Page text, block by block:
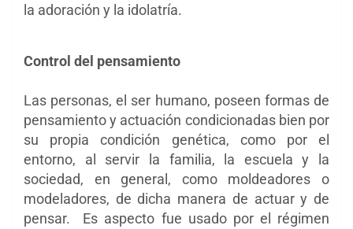
la adoración y la idolatría.
Control del pensamiento
Las personas, el ser humano, poseen formas de
pensamiento y actuación condicionadas bien por
su propia condición genética, como por el
entorno, al servir la familia, la escuela y la
sociedad, en general, como moldeadores o
modeladores, de dicha manera de actuar y de
pensar. Es aspecto fue usado por el régimen